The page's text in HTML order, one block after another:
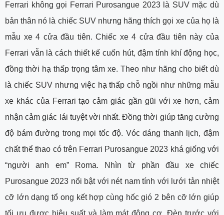
Ferrari không gọi Ferrari Purosangue 2023 là SUV mặc dù
bản thân nó là chiếc SUV nhưng hãng thích gọi xe của họ là
mẫu xe 4 cửa đầu tiên. Chiếc xe 4 cửa đầu tiên này của
Ferrari vẫn là cách thiết kế cuốn hút, đậm tính khí động học,
đồng thời hạ thấp trọng tâm xe. Theo như hãng cho biết dù
là chiếc SUV nhưng việc hạ thấp chỗ ngồi như những mẫu
xe khác của Ferrari tạo cảm giác gần gũi với xe hơn, cảm
nhận cảm giác lái tuyệt vời nhất. Đồng thời giúp tăng cường
độ bám đường trong mọi tốc độ. Vóc dáng thanh lịch, đậm
chất thể thao có trên Ferrari Purosangue 2023 khá giống với
“người anh em” Roma. Nhìn từ phần đầu xe chiếc
Purosangue 2023 nổi bật với nét nam tính với lưới tản nhiệt
cỡ lớn dạng tổ ong kết hợp cùng hốc gió 2 bên cỡ lớn giúp
tối ưu được hiệu suất và làm mát động cơ. Đèn trước với